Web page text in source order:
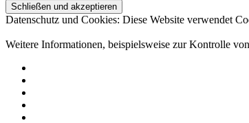
Datenschutz und Cookies: Diese Website verwendet
Weitere Informationen, beispielsweise zur Kontrolle